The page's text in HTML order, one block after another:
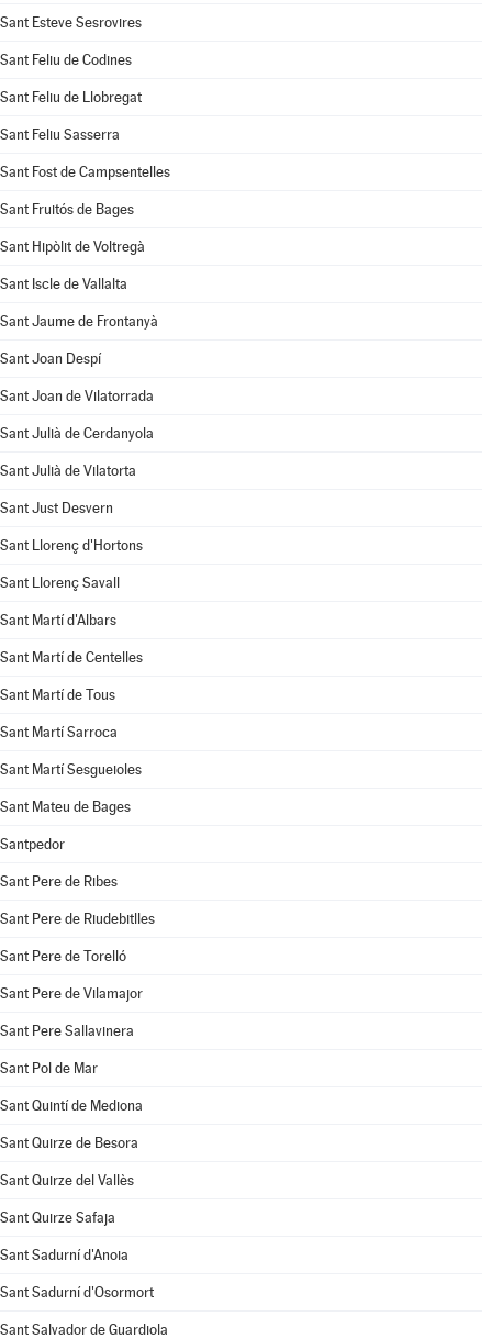
Sant Esteve Sesrovires
Sant Feliu de Codines
Sant Feliu de Llobregat
Sant Feliu Sasserra
Sant Fost de Campsentelles
Sant Fruitós de Bages
Sant Hipòlit de Voltregà
Sant Iscle de Vallalta
Sant Jaume de Frontanyà
Sant Joan Despí
Sant Joan de Vilatorrada
Sant Julià de Cerdanyola
Sant Julià de Vilatorta
Sant Just Desvern
Sant Llorenç d'Hortons
Sant Llorenç Savall
Sant Martí d'Albars
Sant Martí de Centelles
Sant Martí de Tous
Sant Martí Sarroca
Sant Martí Sesgueioles
Sant Mateu de Bages
Santpedor
Sant Pere de Ribes
Sant Pere de Riudebitlles
Sant Pere de Torelló
Sant Pere de Vilamajor
Sant Pere Sallavinera
Sant Pol de Mar
Sant Quintí de Mediona
Sant Quirze de Besora
Sant Quirze del Vallès
Sant Quirze Safaja
Sant Sadurní d'Anoia
Sant Sadurní d'Osormort
Sant Salvador de Guardiola